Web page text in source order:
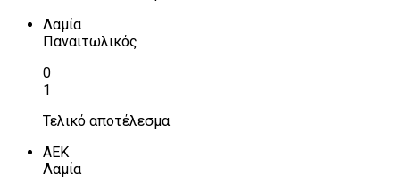
Λαμία
Παναιτωλικός
0
1
Τελικό αποτέλεσμα
ΑΕΚ
Λαμία